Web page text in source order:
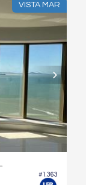
VISTA MAR
#1.363